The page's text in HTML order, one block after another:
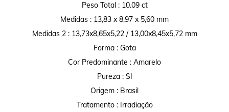
Peso Total : 10.09 ct
Medidas : 13,83 x 8,97 x 5,60 mm
Medidas 2 : 13,73x8,65x5,22 / 13,00x8,45x5,72 mm
Forma : Gota
Cor Predominante : Amarelo
Pureza : SI
Origem : Brasil
Tratamento : Irradiação